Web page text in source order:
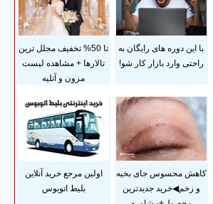
با این دوره های رایگان به
راحتی وارد بازار کار شو!
تا 50% تخفیف مجلل ترین
تالارها + مشاهده لیست
مزون و آتلیه
کاهش محسوس جای بخیه
و زخم◀خرید جدیدترین
اولین مرجع خرید آنلاین
بلیط اتوبوس